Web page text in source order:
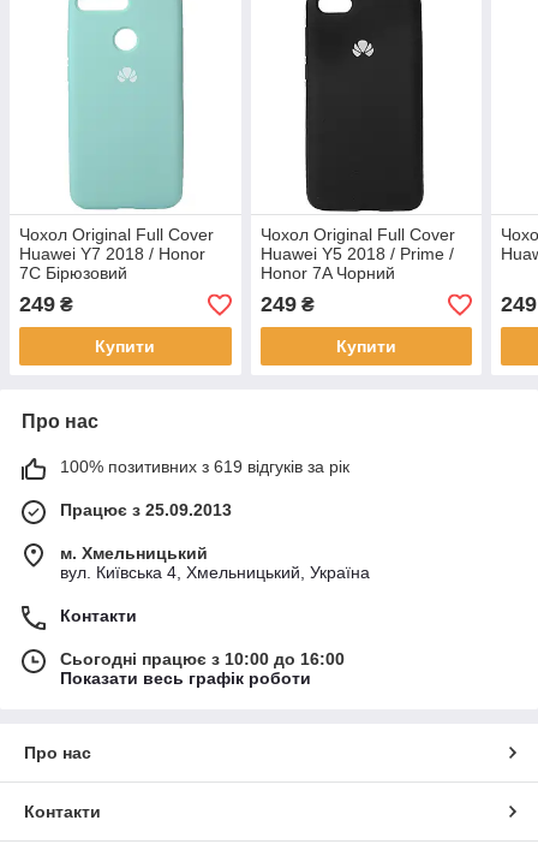
Чохол Original Full Cover
Huawei Y7 2018 / Honor
7C Бірюзовий
249 ₴
Купити
Чохол Original Full Cover
Huawei Y5 2018 / Prime /
Honor 7A Чорний
249₴
Купити
249
Про нас
100% позитивних з 619 відгуків за рік
Працює з 25.09.2013
м. Хмельницький
вул. Київська 4, Хмельницький, Україна
Контакти
Сьогодні працює з 10:00 до 16:00
Показати весь графік роботи
Про нас
Контакти